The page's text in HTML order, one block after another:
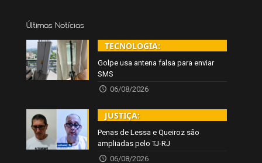
Últimas Notícias
TECNOLOGIA:
Golpe usa antena falsa para enviar
SMS
06/08/2026
JUSTIÇA:
Penas de Lessa e Queiroz são
ampliadas pelo TJ-RJ
06/08/2026